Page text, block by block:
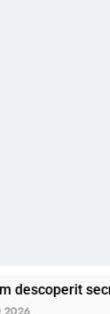
pentru o